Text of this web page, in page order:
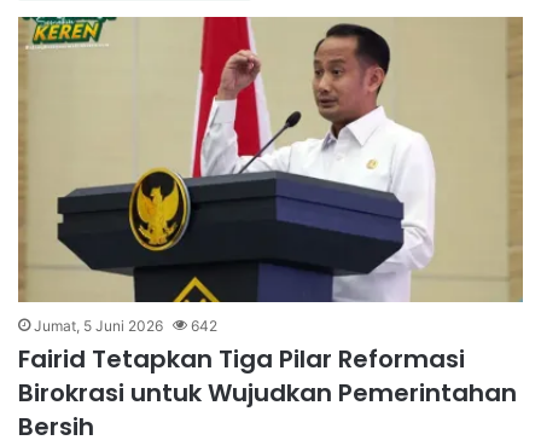
Jumat, 5 Juni 2026 642
Fairid Tetapkan Tiga Pilar Reformasi
Birokrasi untuk Wujudkan Pemerintahan
Bersih